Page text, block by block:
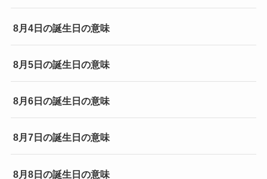
8月4日の誕生日の意味
8月5日の誕生日の意味
8月6日の誕生日の意味
8月7日の誕生日の意味
8月8日の誕生日の意味